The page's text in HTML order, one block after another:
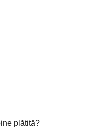
plătită?